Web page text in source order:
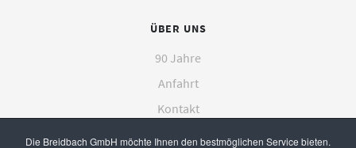
Die Breidbach GmbH möchte Ihnen den bestmöglichen Service bieten.
ÜBER UNS
90 Jahre
Anfahrt
Kontakt